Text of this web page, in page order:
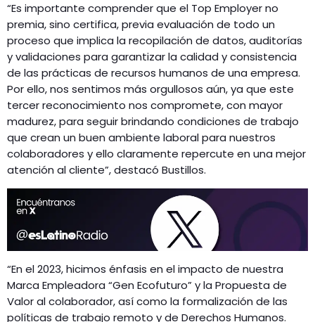
“Es importante comprender que el Top Employer no
premia, sino certifica, previa evaluación de todo un
proceso que implica la recopilación de datos, auditorías
y validaciones para garantizar la calidad y consistencia
de las prácticas de recursos humanos de una empresa.
Por ello, nos sentimos más orgullosos aún, ya que este
tercer reconocimiento nos compromete, con mayor
madurez, para seguir brindando condiciones de trabajo
que crean un buen ambiente laboral para nuestros
colaboradores y ello claramente repercute en una mejor
atención al cliente”, destacó Bustillos.
“En el 2023, hicimos énfasis en el impacto de nuestra
Marca Empleadora “Gen Ecofuturo” y la Propuesta de
Valor al colaborador, así como la formalización de las
políticas de trabajo remoto y de Derechos Humanos.